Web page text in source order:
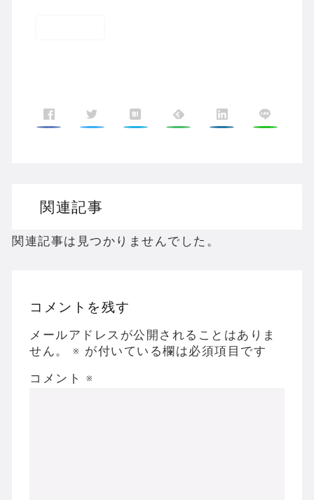
関連記事
関連記事は見つかりませんでした。
コメントを残す
メールアドレスが公開されることはありま
せん。
※ が付いている欄は必須項目です
コメント ※